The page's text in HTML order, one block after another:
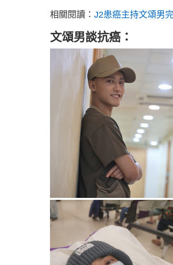
相關閱讀： J2患癌主持文頌男
文頌男談抗癌：